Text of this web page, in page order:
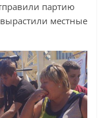
партию
местные